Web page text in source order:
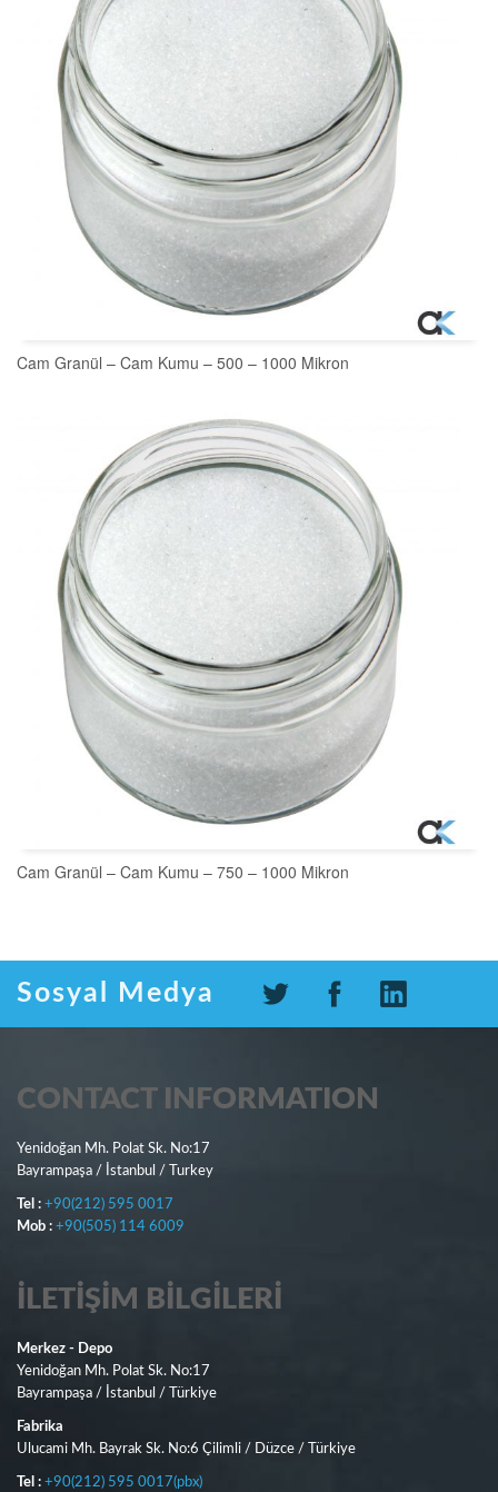
SEPETE EKLE
Cam Granül – Cam Kumu – 500 – 1000 Mikron
SEPETE EKLE
Cam Granül – Cam Kumu – 750 – 1000 Mikron
Sosyal Medya
CONTACT INFORMATION
Yenidoğan Mh. Polat Sk. No:17
Bayrampaşa / İstanbul / Turkey
Tel : +90(212) 595 0017
Mob : +90(505) 114 6009
İLETIŞIM BILGILERI
Merkez - Depo
Yenidoğan Mh. Polat Sk. No:17
Bayrampaşa / İstanbul / Türkiye
Fabrika
Ulucami Mh. Bayrak Sk. No:6 Çilimli / Düzce / Türkiye
Tel : +90(212) 595 0017(pbx)